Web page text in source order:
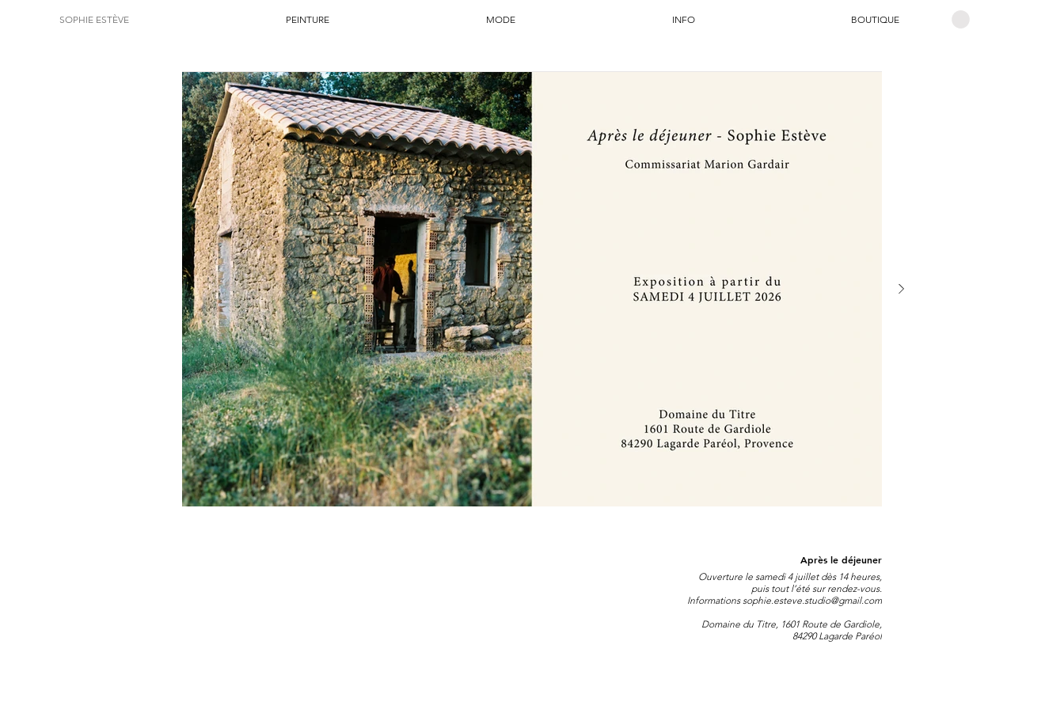
SOPHIE ESTÈVE PEINTURE MODE INFO BOUTIQUE
Après le déjeuner
Ouverture le samedi 4 juillet dès 14 heures,
puis tout l’été sur rendez-vous.
Informations sophie.esteve.studio@gmail.com
Domaine du Titre, 1601 Route de Gardiole,
84290 Lagarde Paréol